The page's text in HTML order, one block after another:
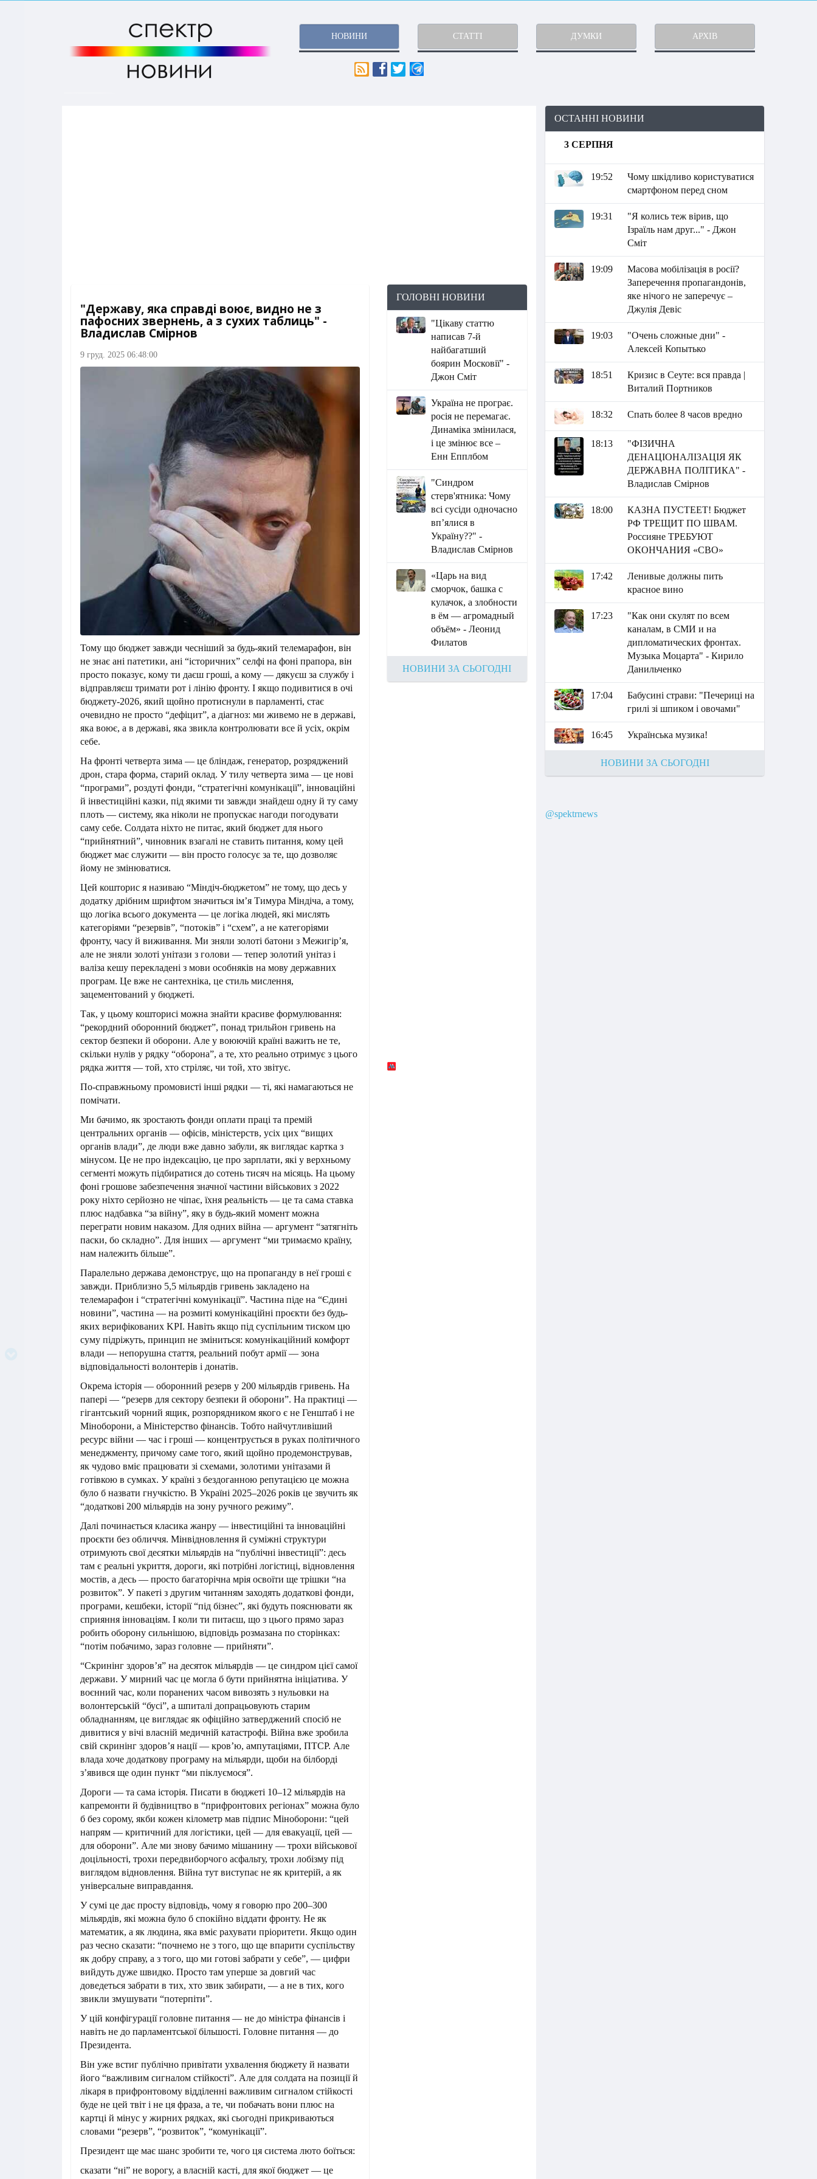
НОВИНИ СТАТТІ ДУМКИ АРХІВ
"Державу, яка справді воює, видно не з
пафосних звернень, а з сухих таблиць" -
Владислав Смірнов
9 груд. 2025 06:48:00
Тому що бюджет завжди чесніший за будь-який телемарафон, він
не знає ані патетики, ані “історичних” селфі на фоні прапора, він
просто показує, кому ти даєш гроші, а кому — дякуєш за службу і
відправляєш тримати рот і лінію фронту. І якщо подивитися в очі
бюджету-2026, який щойно протиснули в парламенті, стає
очевидно не просто “дефіцит”, а діагноз: ми живемо не в державі,
яка воює, а в державі, яка звикла контролювати все й усіх, окрім
себе.
На фронті четверта зима — це бліндаж, генератор, розряджений
дрон, стара форма, старий оклад. У тилу четверта зима — це нові
“програми”, роздуті фонди, “стратегічні комунікації”, інноваційні
й інвестиційні казки, під якими ти завжди знайдеш одну й ту саму
плоть — систему, яка ніколи не пропускає нагоди погодувати
саму себе. Солдата ніхто не питає, який бюджет для нього
“прийнятний”, чиновник взагалі не ставить питання, кому цей
бюджет має служити — він просто голосує за те, що дозволяє
йому не змінюватися.
Цей кошторис я називаю “Міндіч-бюджетом” не тому, що десь у
додатку дрібним шрифтом значиться ім’я Тимура Міндіча, а тому,
що логіка всього документа — це логіка людей, які мислять
категоріями “резервів”, “потоків” і “схем”, а не категоріями
фронту, часу й виживання. Ми зняли золоті батони з Межигір’я,
але не зняли золоті унітази з голови — тепер золотий унітаз і
валіза кешу перекладені з мови особняків на мову державних
програм. Це вже не сантехніка, це стиль мислення,
зацементований у бюджеті.
Так, у цьому кошторисі можна знайти красиве формулювання:
“рекордний оборонний бюджет”, понад трильйон гривень на
сектор безпеки й оборони. Але у воюючій країні важить не те,
скільки нулів у рядку “оборона”, а те, хто реально отримує з цього
рядка життя — той, хто стріляє, чи той, хто звітує.
По-справжньому промовисті інші рядки — ті, які намагаються не
помічати.
Ми бачимо, як зростають фонди оплати праці та премій
центральних органів — офісів, міністерств, усіх цих “вищих
органів влади”, де люди вже давно забули, як виглядає картка з
мінусом. Це не про індексацію, це про зарплати, які у верхньому
сегменті можуть підбиратися до сотень тисяч на місяць. На цьому
фоні грошове забезпечення значної частини військових з 2022
року ніхто серйозно не чіпає, їхня реальність — це та сама ставка
плюс надбавка “за війну”, яку в будь-який момент можна
переграти новим наказом. Для одних війна — аргумент “затягніть
паски, бо складно”. Для інших — аргумент “ми тримаємо країну,
нам належить більше”.
Паралельно держава демонструє, що на пропаганду в неї гроші є
завжди. Приблизно 5,5 мільярдів гривень закладено на
телемарафон і “стратегічні комунікації”. Частина піде на “Єдині
новини”, частина — на розмиті комунікаційні проєкти без будь-
яких верифікованих KPI. Навіть якщо під суспільним тиском цю
суму підріжуть, принцип не зміниться: комунікаційний комфорт
влади — непорушна стаття, реальний побут армії — зона
відповідальності волонтерів і донатів.
Окрема історія — оборонний резерв у 200 мільярдів гривень. На
папері — “резерв для сектору безпеки й оборони”. На практиці —
гігантський чорний ящик, розпорядником якого є не Генштаб і не
Міноборони, а Міністерство фінансів. Тобто найчутливіший
ресурс війни — час і гроші — концентрується в руках політичного
менеджменту, причому саме того, який щойно продемонстрував,
як чудово вміє працювати зі схемами, золотими унітазами й
готівкою в сумках. У країні з бездоганною репутацією це можна
було б назвати гнучкістю. В Україні 2025–2026 років це звучить як
“додаткові 200 мільярдів на зону ручного режиму”.
Далі починається класика жанру — інвестиційні та інноваційні
проєкти без обличчя. Мінвідновлення й суміжні структури
отримують свої десятки мільярдів на “публічні інвестиції”: десь
там є реальні укриття, дороги, які потрібні логістиці, відновлення
мостів, а десь — просто багаторічна мрія освоїти ще трішки “на
розвиток”. У пакеті з другим читанням заходять додаткові фонди,
програми, кешбеки, історії “під бізнес”, які будуть пояснювати як
сприяння інноваціям. І коли ти питаєш, що з цього прямо зараз
робить оборону сильнішою, відповідь розмазана по сторінках:
“потім побачимо, зараз головне — прийняти”.
“Скринінг здоров’я” на десяток мільярдів — це синдром цієї самої
держави. У мирний час це могла б бути прийнятна ініціатива. У
воєнний час, коли поранених часом вивозять з нульовки на
волонтерській “бусі”, а шпиталі допрацьовують старим
обладнанням, це виглядає як офіційно затверджений спосіб не
дивитися у вічі власній медичній катастрофі. Війна вже зробила
свій скринінг здоровʼя нації — кровʼю, ампутаціями, ПТСР. Але
влада хоче додаткову програму на мільярди, щоби на білборді
зʼявився ще один пункт “ми піклуємося”.
Дороги — та сама історія. Писати в бюджеті 10–12 мільярдів на
капремонти й будівництво в “прифронтових регіонах” можна було
б без сорому, якби кожен кілометр мав підпис Міноборони: “цей
напрям — критичний для логістики, цей — для евакуації, цей —
для оборони”. Але ми знову бачимо мішанину — трохи військової
доцільності, трохи передвиборчого асфальту, трохи лобізму під
виглядом відновлення. Війна тут виступає не як критерій, а як
універсальне виправдання.
У сумі це дає просту відповідь, чому я говорю про 200–300
мільярдів, які можна було б спокійно віддати фронту. Не як
математик, а як людина, яка вміє рахувати пріоритети. Якщо один
раз чесно сказати: “почнемо не з того, що ще впарити суспільству
як добру справу, а з того, що ми готові забрати у себе”, — цифри
вийдуть дуже швидко. Просто там уперше за довгий час
доведеться забрати в тих, хто звик забирати, — а не в тих, кого
звикли змушувати “потерпіти”.
У цій конфігурації головне питання — не до міністра фінансів і
навіть не до парламентської більшості. Головне питання — до
Президента.
Він уже встиг публічно привітати ухвалення бюджету й назвати
його “важливим сигналом стійкості”. Але для солдата на позиції й
лікаря в прифронтовому відділенні важливим сигналом стійкості
буде не цей твіт і не ця фраза, а те, чи побачать вони плюс на
картці й мінус у жирних рядках, які сьогодні прикриваються
словами “резерв”, “розвиток”, “комунікації”.
Президент ще має шанс зробити те, чого ця система люто боїться:
сказати “ні” не ворогу, а власній касті, для якої бюджет — це
ГОЛОВНІ НОВИНИ
"Цікаву статтю
написав 7-й
найбагатший
боярин Московії" -
Джон Сміт
Україна не програє.
росія не перемагає.
Динаміка змінилася,
і це змінює все –
Енн Епплбом
"Синдром
стерв'ятника: Чому
всі сусіди одночасно
вп’ялися в
Україну??" -
Владислав Смірнов
«Царь на вид
сморчок, башка с
кулачок, а злобности
в ём — агромадный
объём» - Леонид
Филатов
НОВИНИ ЗА СЬОГОДНІ
ОСТАННІ НОВИНИ
3 СЕРПНЯ
19:52
Чому шкідливо користуватися
смартфоном перед сном
19:31
"Я колись теж вірив, що
Ізраїль нам друг..." - Джон
Сміт
19:09
Масова мобілізація в росії?
Заперечення пропагандонів,
яке нічого не заперечує –
Джулія Девіс
19:03
"Очень сложные дни" -
Алексей Копытько
18:51
Кризис в Сеуте: вся правда |
Виталий Портников
18:32 Спать более 8 часов вредно
18:13
"ФІЗИЧНА
ДЕНАЦІОНАЛІЗАЦІЯ ЯК
ДЕРЖАВНА ПОЛІТИКА" -
Владислав Смірнов
18:00
КАЗНА ПУСТЕЕТ! Бюджет
РФ ТРЕЩИТ ПО ШВАМ.
Россияне ТРЕБУЮТ
ОКОНЧАНИЯ «СВО»
17:42
Ленивые должны пить
красное вино
17:23
"Как они скулят по всем
каналам, в СМИ и на
дипломатических фронтах.
Музыка Моцарта" - Кирило
Данильченко
17:04
Бабусині страви: "Печериці на
грилі зі шпиком і овочами"
16:45 Українська музика!
НОВИНИ ЗА СЬОГОДНІ
@spektrnews